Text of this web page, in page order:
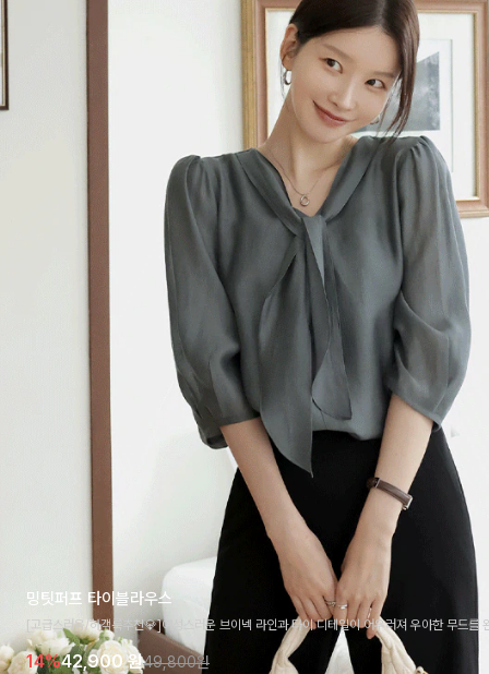
밍팃퍼프 타이블라우스
[고급스러움/하객룩추천💎]여성스러운 브이넥 라인과 타이 디테일이 어우러져 우아한 무드를
라우스 🤍 여유로운 7부 소매로 편안하게 착용되며 데일리룩부터 출근룩, 하객룩까지 세련된
기 좋은 아이템이에요
14%42,900원49,800원